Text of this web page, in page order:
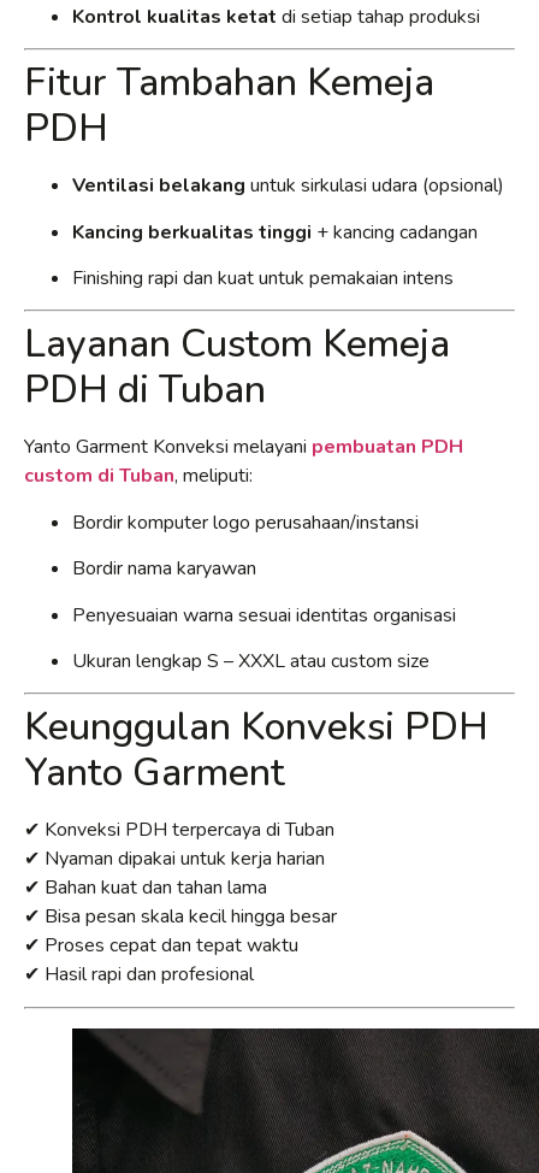
Kontrol kualitas ketat di setiap tahap produksi
Fitur Tambahan Kemeja
PDH
Ventilasi belakang untuk sirkulasi udara (opsional)
Kancing berkualitas tinggi + kancing cadangan
Finishing rapi dan kuat untuk pemakaian intens
Layanan Custom Kemeja
PDH di Tuban
Yanto Garment Konveksi melayani pembuatan PDH
custom di Tuban, meliputi:
Bordir komputer logo perusahaan/instansi
Bordir nama karyawan
Penyesuaian warna sesuai identitas organisasi
Ukuran lengkap S – XXXL atau custom size
Keunggulan Konveksi PDH
Yanto Garment
✔ Konveksi PDH terpercaya di Tuban
✔ Nyaman dipakai untuk kerja harian
✔ Bahan kuat dan tahan lama
✔ Bisa pesan skala kecil hingga besar
✔ Proses cepat dan tepat waktu
✔ Hasil rapi dan profesional